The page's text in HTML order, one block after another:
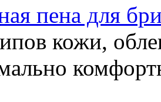
пена для
кожи,